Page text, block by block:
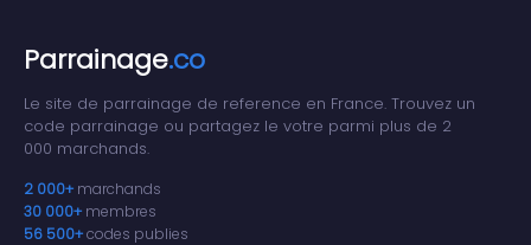
Parrainage.co
Le site de parrainage de reference en France. Trouvez un
code parrainage ou partagez le votre parmi plus de 2
000 marchands.
2 000+ marchands
30 000+ membres
56 500+codes publies